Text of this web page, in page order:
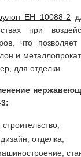
ЕН 10088-2
при
что
и
для отделки.
отделка;